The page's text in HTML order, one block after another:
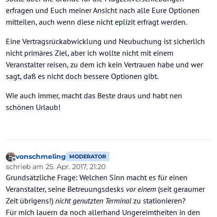
erfragen und Euch meiner Ansicht nach alle Eure Optionen
mitteilen, auch wenn diese nicht eplizit erfragt werden.
Eine Vertragsrückabwicklung und Neubuchung ist sicherlich
nicht primäres Ziel, aber ich wollte nicht mit einem
Veranstalter reisen, zu dem ich kein Vertrauen habe und wer
sagt, daß es nicht doch bessere Optionen gibt.
Wie auch immer, macht das Beste draus und habt nen
schönen Urlaub!
Offline
vonschmeling MODERATOR
schrieb am 25. Apr. 2017, 21:20
zuletzt editiert von vonschmeling
Grundsätzliche Frage: Welchen Sinn macht es für einen
Veranstalter, seine Betreuungsdesks vor einem (seit geraumer
Zeit übrigens!) nicht genutzten Terminal zu stationieren?
Für mich lauern da noch allerhand Ungereimtheiten in den